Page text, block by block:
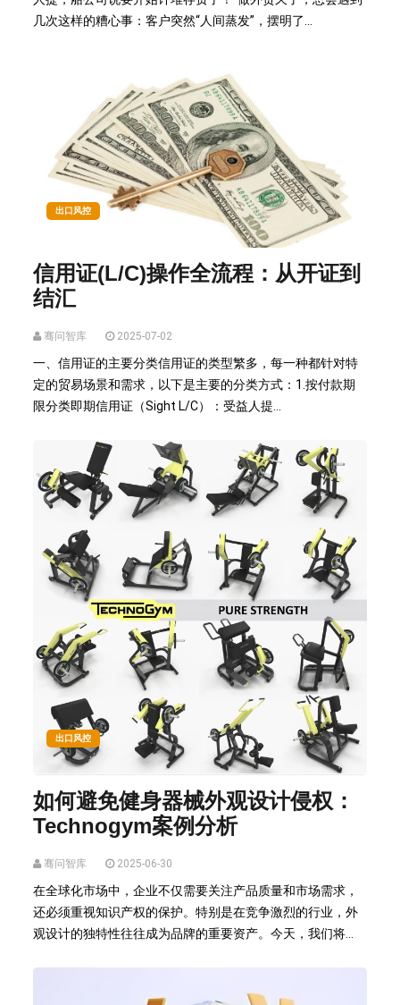
几次这样的糟心事：客户突然“人间蒸发”，摆明了...
出口风控
信用证(L/C)操作全流程：从开证到
结汇
骞问智库 2025-07-02
一、信用证的主要分类信用证的类型繁多，每一种都针对特
定的贸易场景和需求，以下是主要的分类方式：1.按付款期
限分类即期信用证（Sight L/C）：受益人提...
出口风控
如何避免健身器械外观设计侵权：
Technogym案例分析
骞问智库 2025-06-30
在全球化市场中，企业不仅需要关注产品质量和市场需求，
还必须重视知识产权的保护。特别是在竞争激烈的行业，外
观设计的独特性往往成为品牌的重要资产。今天，我们将...